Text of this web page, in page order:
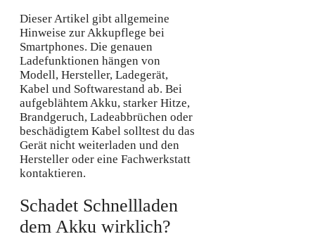
Dieser Artikel gibt allgemeine
Hinweise zur Akkupflege bei
Smartphones. Die genauen
Ladefunktionen hängen von
Modell, Hersteller, Ladegerät,
Kabel und Softwarestand ab. Bei
aufgeblähtem Akku, starker Hitze,
Brandgeruch, Ladeabbrüchen oder
beschädigtem Kabel solltest du das
Gerät nicht weiterladen und den
Hersteller oder eine Fachwerkstatt
kontaktieren.
Schadet Schnellladen
dem Akku wirklich?